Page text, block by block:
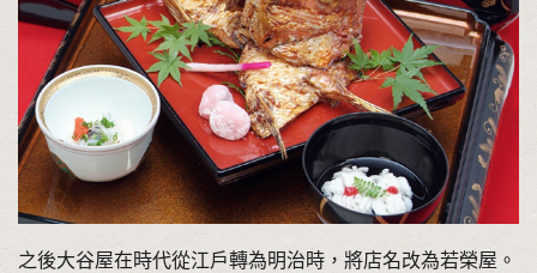
之後大谷屋在時代從江戶轉為明治時，將店名改為若榮屋。